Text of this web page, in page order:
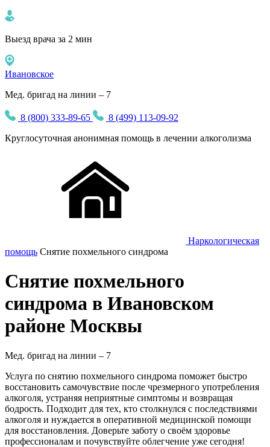
Выезд врача за 2 мин
Ивановское
Мед. бригад на линии – 7
8 (800) 333-89-65
8 (499) 113-09-92
Круглосуточная анонимная помощь в лечении алкоголизма
Наркологическая
помощь Снятие похмельного синдрома
Снятие похмельного
синдрома в Ивановском
районе Москвы
Мед. бригад на линии – 7
Услуга по снятию похмельного синдрома поможет быстро
восстановить самочувствие после чрезмерного употребления
алкоголя, устраняя неприятные симптомы и возвращая
бодрость. Подходит для тех, кто столкнулся с последствиями
алкоголя и нуждается в оперативной медицинской помощи
для восстановления. Доверьте заботу о своём здоровье
профессионалам и почувствуйте облегчение уже сегодня!